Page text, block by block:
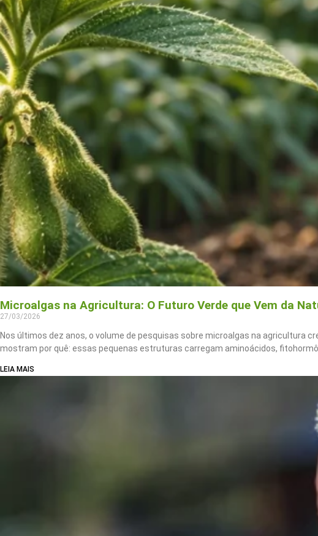
Microalgas na Agricultura: O Futuro Verde que Vem da
27/03/2026
Nos últimos dez anos, o volume de pesquisas sobre microalgas na agricultura
mostram por quê: essas pequenas estruturas carregam aminoácidos,
LEIA MAIS